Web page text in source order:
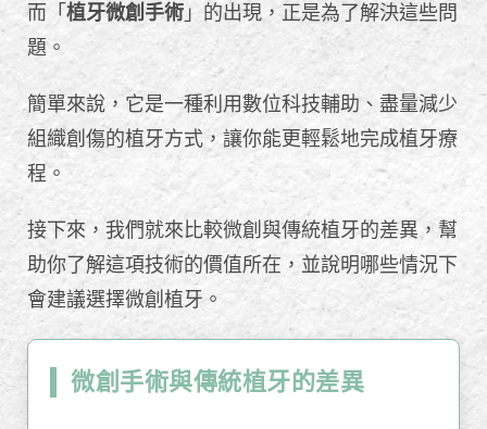
而「 植牙微創手術 」的出現，正是為了解決這些問
題。
簡單來說，它是一種利用數位科技輔助、盡量減少
組織創傷的植牙方式，讓你能更輕鬆地完成植牙療
程。
接下來，我們就來比較微創與傳統植牙的差異，幫
助你了解這項技術的價值所在，並說明哪些情況下
會建議選擇微創植牙。
微創手術與傳統植牙的差異